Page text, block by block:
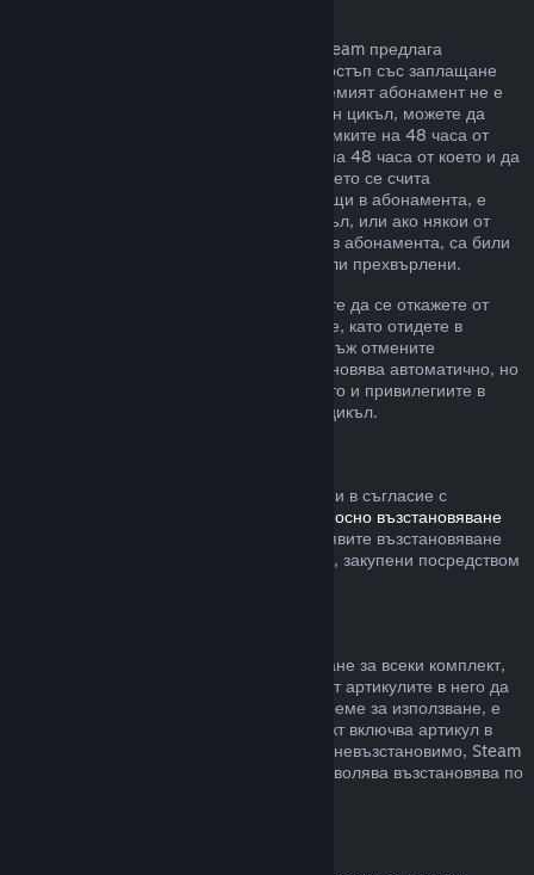
За някои видове съдържание и услуги Steam предлага
периодичен (напр. месечен, годишен) достъп със заплащане
чрез повтарящо таксуване. Ако подновяемият абонамент не е
използван по време на текущия платежен цикъл, можете да
поискате възстановяване на цената в рамките на 48 часа от
първоначалната покупка или в рамките на 48 часа от което и да
е автоматично подновяване. Съдържанието се счита
използвано, ако някоя от игрите, попадащи в абонамента, е
била играна през текущия платежен цикъл, или ако някои от
привилегиите или отстъпките, включени в абонамента, са били
използвани, изразходвани, променени или прехвърлени.
Моля, обърнете внимание, че Вие можете да се откажете от
даден активен абонамент по всяко време, като отидете в
. Щом веднъж отмените
абонамента си, той вече няма да се подновява автоматично, но
Вие ще запазите достъп до съдържанието и привилегиите в
него до края на Вашия текущ платежен цикъл.
В рамките на приемлив времеви период и в съгласие с
политиката относно възстановяване
, Вие можете да заявите възстановяване
на сумата за Steam хардуер и аксесоари, закупени посредством
Можете да получите пълно възстановяване за всеки комплект,
закупен в Steam магазина. Стига никой от артикулите в него да
не е бил прехвърлен и ако общото им време за използване, е
по-малко от два часа. Ако даден комплект включва артикул в
игра или сваляемо съдържание, което е невъзстановимо, Steam
ще Ви уведоми дали целия комплект позволява възстановява по